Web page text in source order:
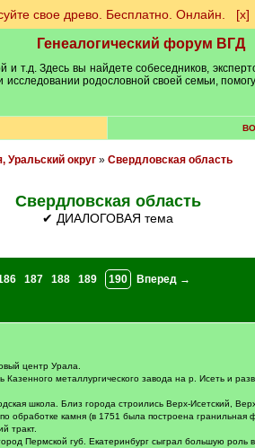
свое древо. Бесплатно. Онлайн. [х]
Генеалогический форум ВГД
т.д. Здесь вы найдете собеседников,
родословной своей семьи,
Уральский округ» Свердловская область
Свердловская область
✔ ДИАЛОГОВАЯ тема
187 188 189 190
Вперед →
центр Урала.
металлургического завода на р. Исеть и
школа. Близ города строились Верх-Исетский,
обработке камня (в 1751 была построена гранильная
тракт.
Пермской губ. Екатеринбург сыграл большую